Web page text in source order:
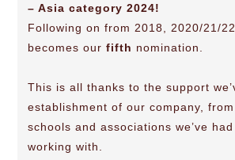
– Asia category 2024!
Following on from 2018, 2020/21/
becomes our fifth nomination.
This is all thanks to the support
establishment of our company, from
schools and associations we’ve
working with.